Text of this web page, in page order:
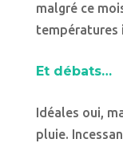
malgré ce
températures
Et débats…
Idéales oui,
pluie.